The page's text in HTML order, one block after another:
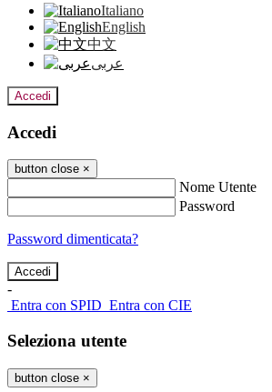
Italiano
English
中文
عربى
Accedi
Accedi
button close ×
Nome Utente
Password
Password dimenticata?
-
Entra con SPID Entra con CIE
Seleziona utente
button close ×